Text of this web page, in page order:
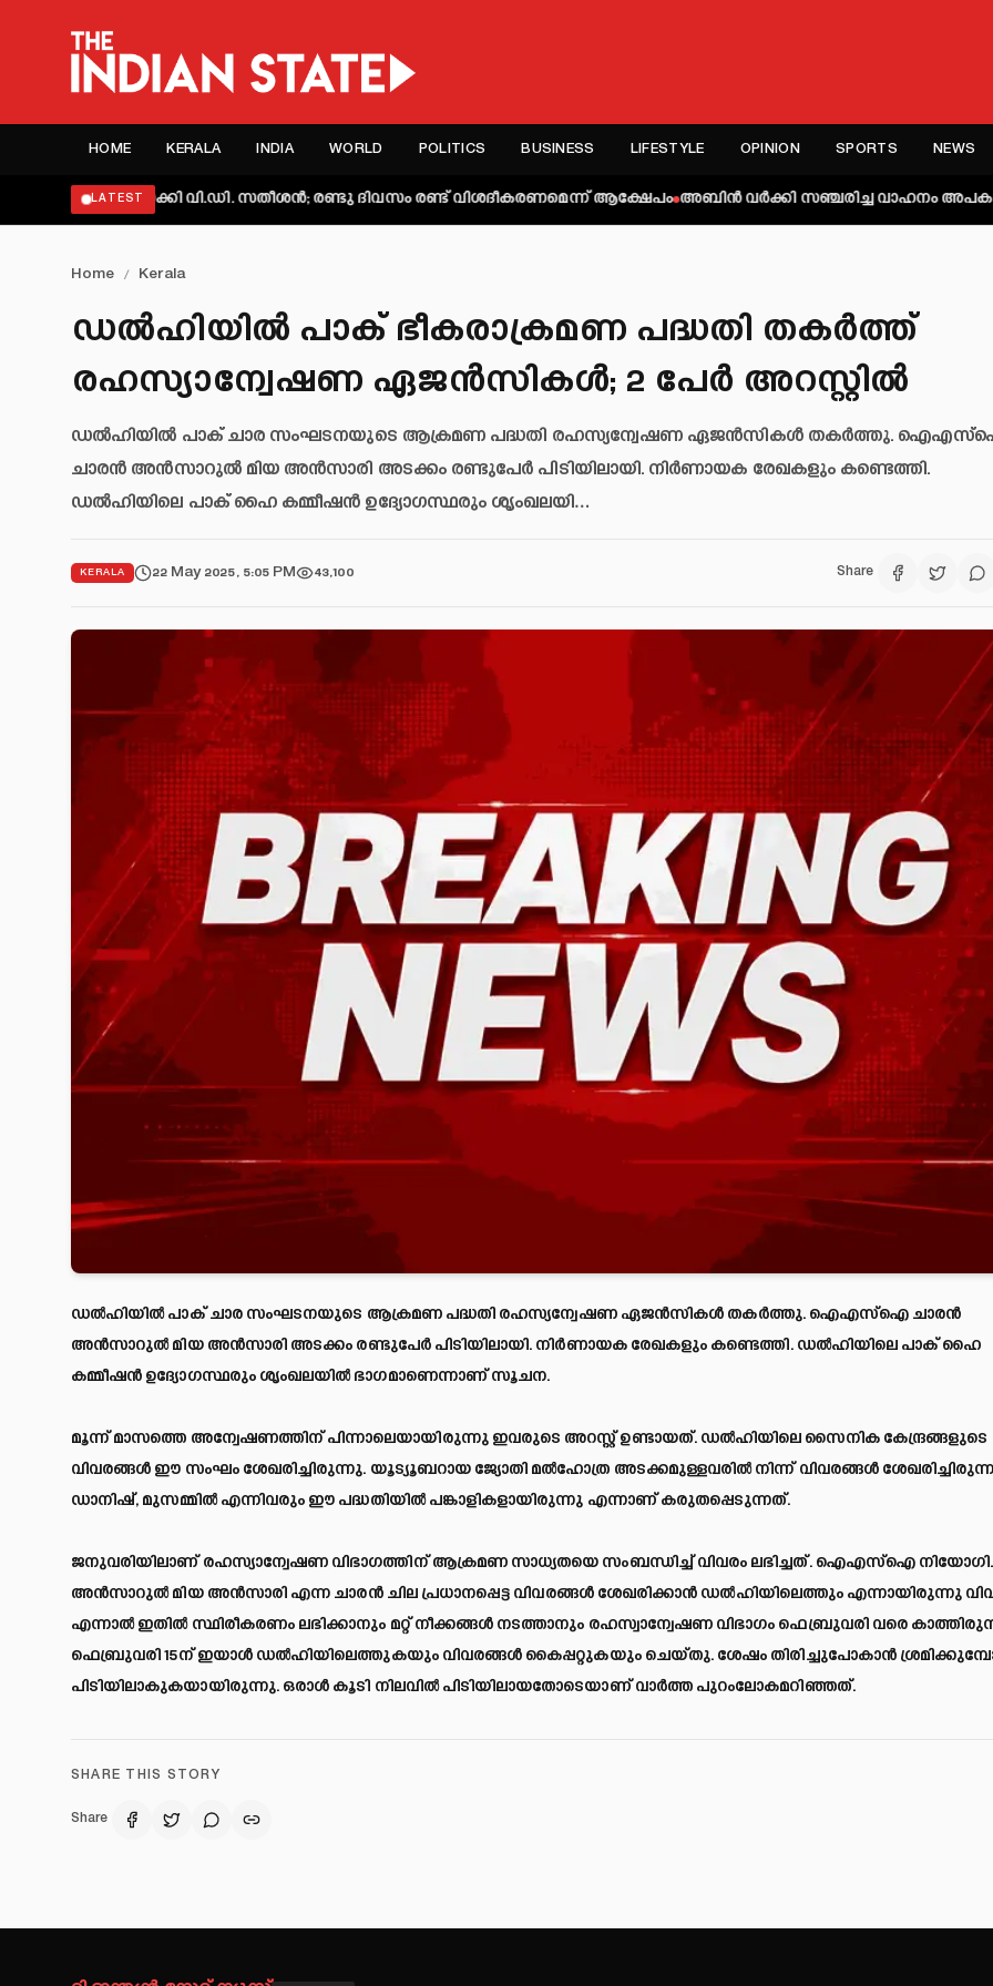
HOME KERALA INDIA WORLD POLITICS BUSINESS LIFESTYLE OPINION SPORTS NEWS
LATEST
വി.ഡി. സതീശൻ; രണ്ടു ദിവസം രണ്ട് വിശദീകരണമെന്ന് ആക്ഷേപം അബിന്‍ വര്‍ക്കി സഞ്ചരിച്ച വാഹനം
Home / Kerala
ഡൽഹിയിൽ പാക് ഭീകരാക്രമണ പദ്ധതി തകർത്ത്
രഹസ്യാന്വേഷണ ഏജൻസികൾ; 2 പേർ അറസ്റ്റിൽ
ഡൽഹിയിൽ പാക് ചാര സംഘടനയുടെ ആക്രമണ പദ്ധതി രഹസ്യന്വേഷണ ഏജൻസികൾ തകർത്തു.
ചാരൻ അൻസാറുൽ മിയ അൻസാരി അടക്കം രണ്ടുപേർ പിടിയിലായി. നിർണായക രേഖകളും കണ്ടെത്തി.
ഡൽഹിയിലെ പാക് ഹൈ കമ്മീഷൻ ഉദ്യോഗസ്ഥരും ശൃംഖലയി…
KERALA 22 May 2025, 5:05 PM 43,100 Share
ഡൽഹിയിൽ പാക് ചാര സംഘടനയുടെ ആക്രമണ പദ്ധതി രഹസ്യന്വേഷണ ഏജൻസികൾ തകർത്തു. ഐഎസ്ഐ ചാരൻ
അൻസാറുൽ മിയ അൻസാരി അടക്കം രണ്ടുപേർ പിടിയിലായി. നിർണായക രേഖകളും കണ്ടെത്തി. ഡൽഹിയിലെ പാക് ഹൈ
കമ്മീഷൻ ഉദ്യോഗസ്ഥരും ശൃംഖലയിൽ ഭാഗമാണെന്നാണ് സൂചന.
മൂന്ന് മാസത്തെ അന്വേഷണത്തിന് പിന്നാലെയായിരുന്നു ഇവരുടെ അറസ്റ്റ് ഉണ്ടായത്. ഡൽഹിയിലെ സൈനിക കേന്ദ്രങ്ങളുടെ
വിവരങ്ങൾ ഈ സംഘം ശേഖരിച്ചിരുന്നു. യൂട്യൂബറായ ജ്യോതി മൽഹോത്ര അടക്കമുള്ളവരിൽ നിന്ന് വിവരങ്ങൾ
ഡാനിഷ്, മുസമ്മിൽ എന്നിവരും ഈ പദ്ധതിയിൽ പങ്കാളികളായിരുന്നു എന്നാണ് കരുതപ്പെടുന്നത്.
ജനുവരിയിലാണ് രഹസ്യാന്വേഷണ വിഭാഗത്തിന് ആക്രമണ സാധ്യതയെ സംബന്ധിച്ച് വിവരം ലഭിച്ചത്. ഐഎസ്‌ഐ
അൻസാറുൽ മിയ അൻസാരി എന്ന ചാരൻ ചില പ്രധാനപ്പെട്ട വിവരങ്ങൾ ശേഖരിക്കാൻ ഡൽഹിയിലെത്തും എന്നായിരുന്നു
എന്നാൽ ഇതിൽ സ്ഥിരീകരണം ലഭിക്കാനും മറ്റ് നീക്കങ്ങൾ നടത്താനും രഹസ്വാന്വേഷണ വിഭാഗം ഫെബ്രുവരി വരെ
ഫെബ്രുവരി 15ന് ഇയാൾ ഡൽഹിയിലെത്തുകയും വിവരങ്ങൾ കൈപ്പറ്റുകയും ചെയ്തു. ശേഷം തിരിച്ചുപോകാൻ
പിടിയിലാകുകയായിരുന്നു. ഒരാൾ കൂടി നിലവിൽ പിടിയിലായതോടെയാണ് വാർത്ത പുറംലോകമറിഞ്ഞത്.
SHARE THIS STORY
Share